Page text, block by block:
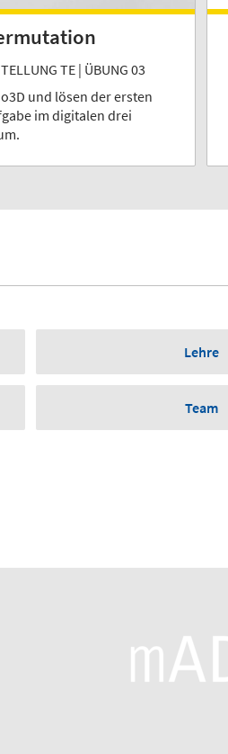
TE | ÜBUNG 03
und lösen der ersten
im digitalen drei
Lehre
Team